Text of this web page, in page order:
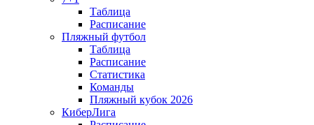
Таблица
Расписание
Пляжный футбол
Таблица
Расписание
Статистика
Команды
Пляжный кубок 2026
КиберЛига